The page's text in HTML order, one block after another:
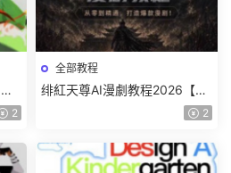
2
全部教程
绯紅天尊AI漫劇教程2026【畫
2